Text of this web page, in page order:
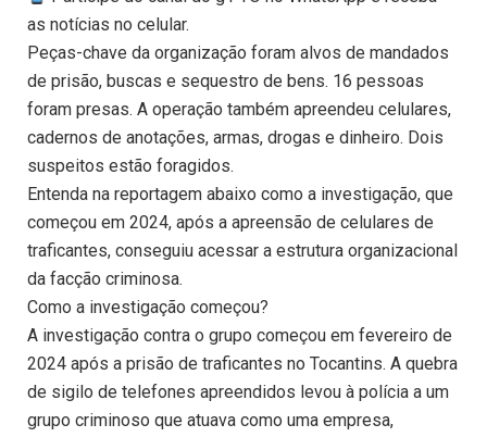
as notícias no celular.
Peças-chave da organização foram alvos de mandados
de prisão, buscas e sequestro de bens. 16 pessoas
foram presas. A operação também apreendeu celulares,
cadernos de anotações, armas, drogas e dinheiro. Dois
suspeitos estão foragidos.
Entenda na reportagem abaixo como a investigação, que
começou em 2024, após a apreensão de celulares de
traficantes, conseguiu acessar a estrutura organizacional
da facção criminosa.
Como a investigação começou?
A investigação contra o grupo começou em fevereiro de
2024 após a prisão de traficantes no Tocantins. A quebra
de sigilo de telefones apreendidos levou à polícia a um
grupo criminoso que atuava como uma empresa,